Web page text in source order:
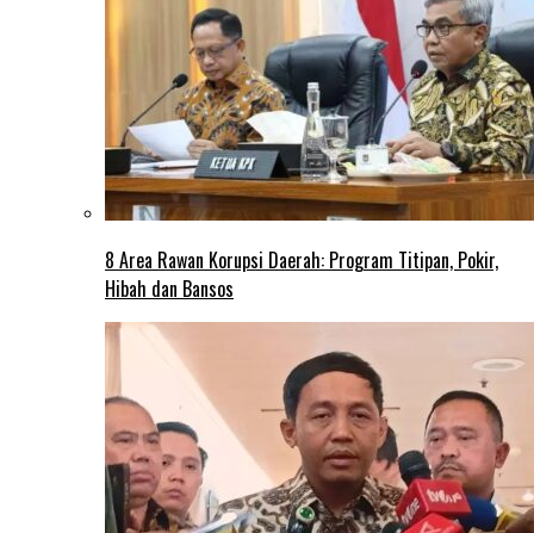
8 Area Rawan Korupsi Daerah: Program Titipan, Pokir,
Hibah dan Bansos